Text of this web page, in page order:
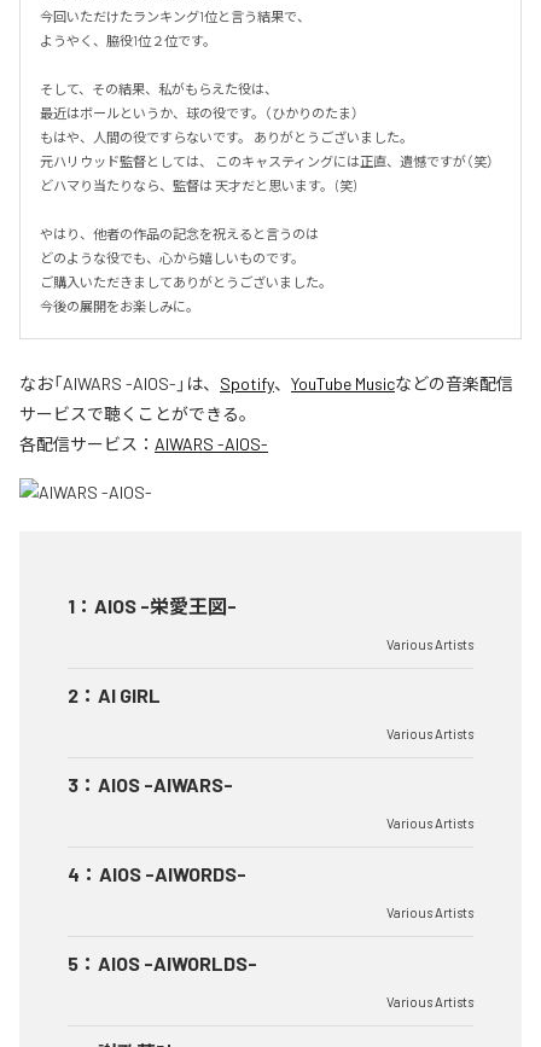
今回いただけたランキング1位と言う結果で、
ようやく、脇役1位２位です。
そして、その結果、私がもらえた役は、
最近はボールというか、球の役です。（ひかりのたま）
もはや、人間の役ですらないです。 ありがとうございました。
元ハリウッド監督としては、 このキャスティングには正直、遺憾ですが（笑）
どハマり当たりなら、監督は 天才だと思います。 (笑)
やはり、他者の作品の記念を祝えると言うのは
どのような役でも、心から嬉しいものです。
ご購入いただきましてありがとうございました。
今後の展開をお楽しみに。
なお「AIWARS -AIOS- 」は、 Spotify、 YouTube Musicなどの音楽配信
サービスで聴くことができる。
各配信サービス： AIWARS -AIOS-
1 ： AIOS -栄愛王図-
Various Artists
2 ： AI GIRL
Various Artists
3 ： AIOS -AIWARS-
Various Artists
4 ： AIOS -AIWORDS-
Various Artists
5 ： AIOS -AIWORLDS-
Various Artists